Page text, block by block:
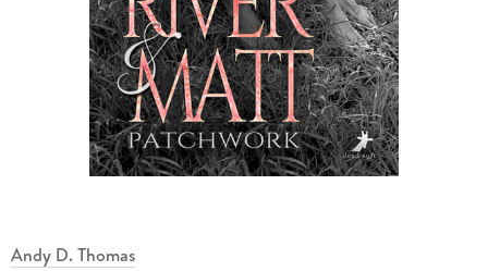
Andy D. Thomas